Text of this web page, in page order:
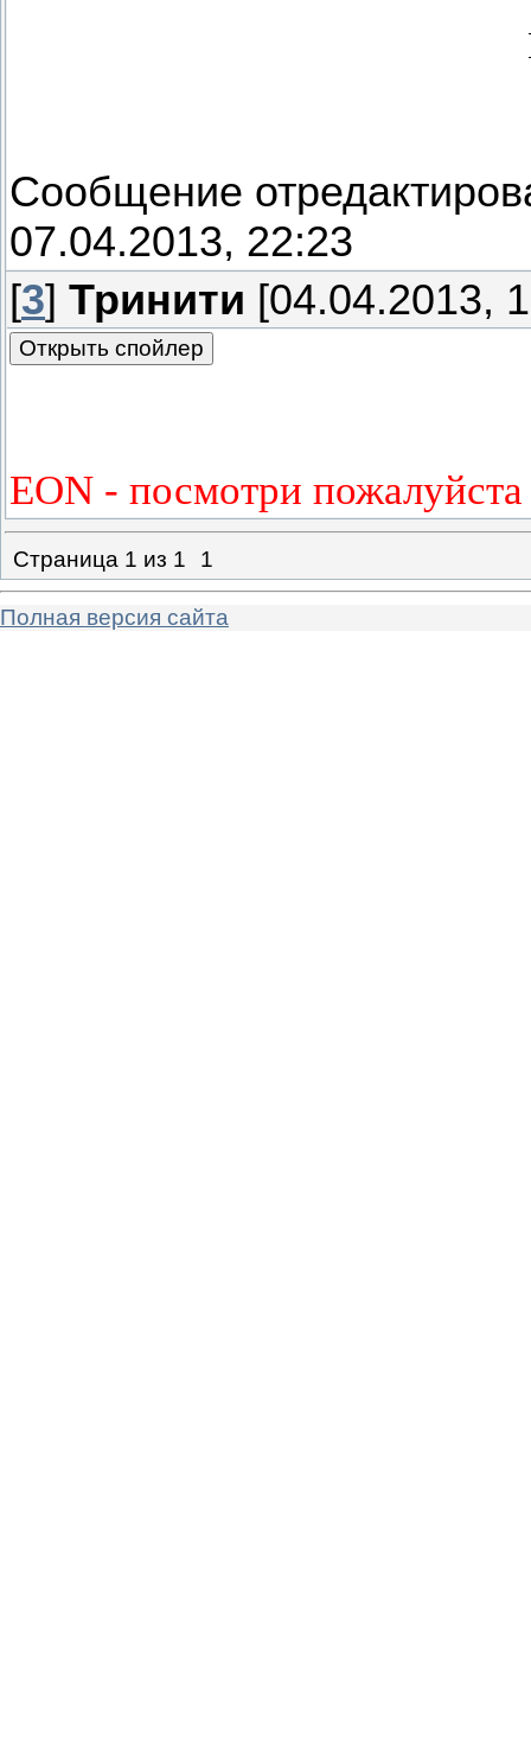
Сообщение
07.04.2013, 22:23
[3] Тринити [04.04.2013,
EON - посмотри
Страница 1 из 1 1
Полная версия сайта